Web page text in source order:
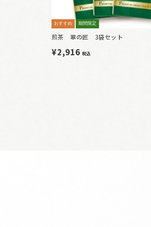
おすすめ 期間限定
煎茶 翠の匠 3袋セット
¥2,916税込